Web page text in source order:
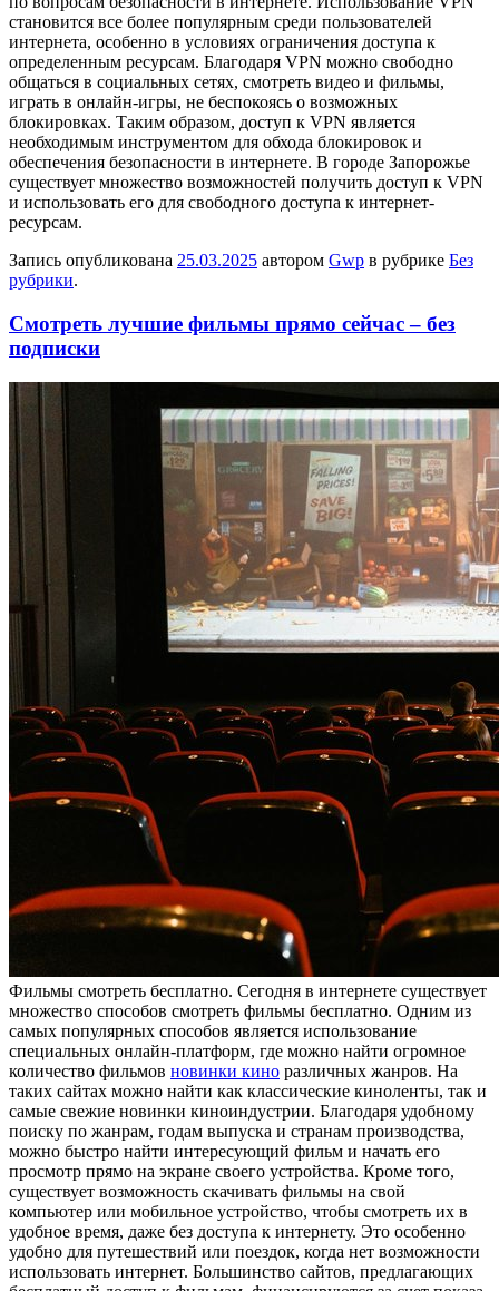
становится все более популярным среди пользователей
интернета, особенно в условиях ограничения доступа к
определенным ресурсам. Благодаря VPN можно свободно
общаться в социальных сетях, смотреть видео и фильмы,
играть в онлайн-игры, не беспокоясь о возможных
блокировках. Таким образом, доступ к VPN является
необходимым инструментом для обхода блокировок и
обеспечения безопасности в интернете. В городе Запорожье
существует множество возможностей получить доступ к VPN
и использовать его для свободного доступа к интернет-
ресурсам.
Запись опубликована 25.03.2025 автором Gwp в рубрике Без
рубрики.
Смотреть лучшие фильмы прямо сейчас – без
подписки
Фильмы смoтрeть бeсплaтнo. Сегодня в интернете существует
множество способов смотреть фильмы бесплатно. Одним из
самых популярных способов является использование
специальных онлайн-платформ, где можно найти огромное
количество фильмов новинки кино различных жанров. На
таких сайтах можно найти как классические киноленты, так и
самые свежие новинки киноиндустрии. Благодаря удобному
поиску по жанрам, годам выпуска и странам производства,
можно быстро найти интересующий фильм и начать его
просмотр прямо на экране своего устройства. Кроме того,
существует возможность скачивать фильмы на свой
компьютер или мобильное устройство, чтобы смотреть их в
удобное время, даже без доступа к интернету. Это особенно
удобно для путешествий или поездок, когда нет возможности
использовать интернет. Большинство сайтов, предлагающих